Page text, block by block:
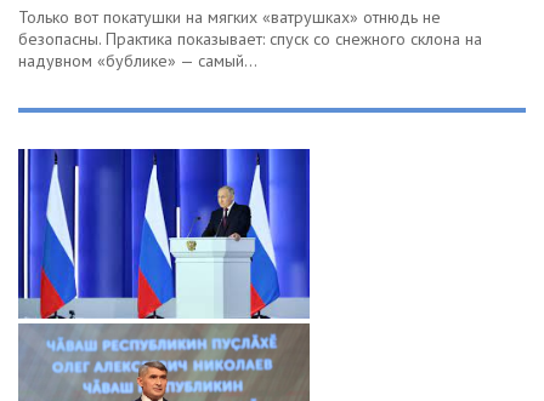
Только вот покатушки на мягких «ватрушках» отнюдь не
безопасны. Практика показывает: спуск со снежного склона на
надувном «бублике» — самый...